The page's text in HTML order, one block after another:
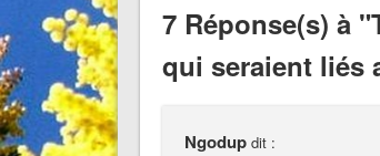
7 Réponse(s) à
qui seraient liés
Ngodup dit :